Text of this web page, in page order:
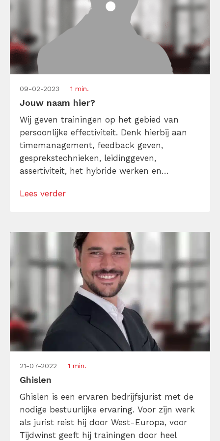
09-02-2023 1 min.
Jouw naam hier?
Wij geven trainingen op het gebied van
persoonlijke effectiviteit. Denk hierbij aan
timemanagement, feedback geven,
gesprekstechnieken, leidinggeven,
assertiviteit, het hybride werken en
praktisch en gegeven door echte experts.
onze timemanagement trainers zelf super
georganiseerd en hebben onze […]
Lees verder
21-07-2022 1 min.
Ghislen
Ghislen is een ervaren bedrijfsjurist met de
nodige bestuurlijke ervaring. Voor zijn werk
als jurist reist hij door West-Europa, voor
Tijdwinst geeft hij trainingen door heel